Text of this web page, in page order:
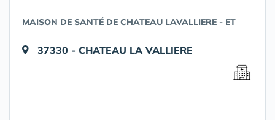
MAISON DE SANTÉ DE CHATEAU LAVALLIERE - ET
37330 - CHATEAU LA VALLIERE